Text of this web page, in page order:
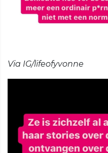
Via IG/lifeofyvonne